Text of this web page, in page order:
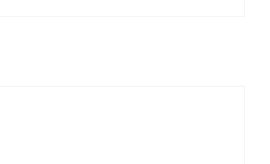
waar anderen vaak maar 0.2mm gebruiken.
Alles is mogelijk en je wilt dat je bed extra stevig blijft.